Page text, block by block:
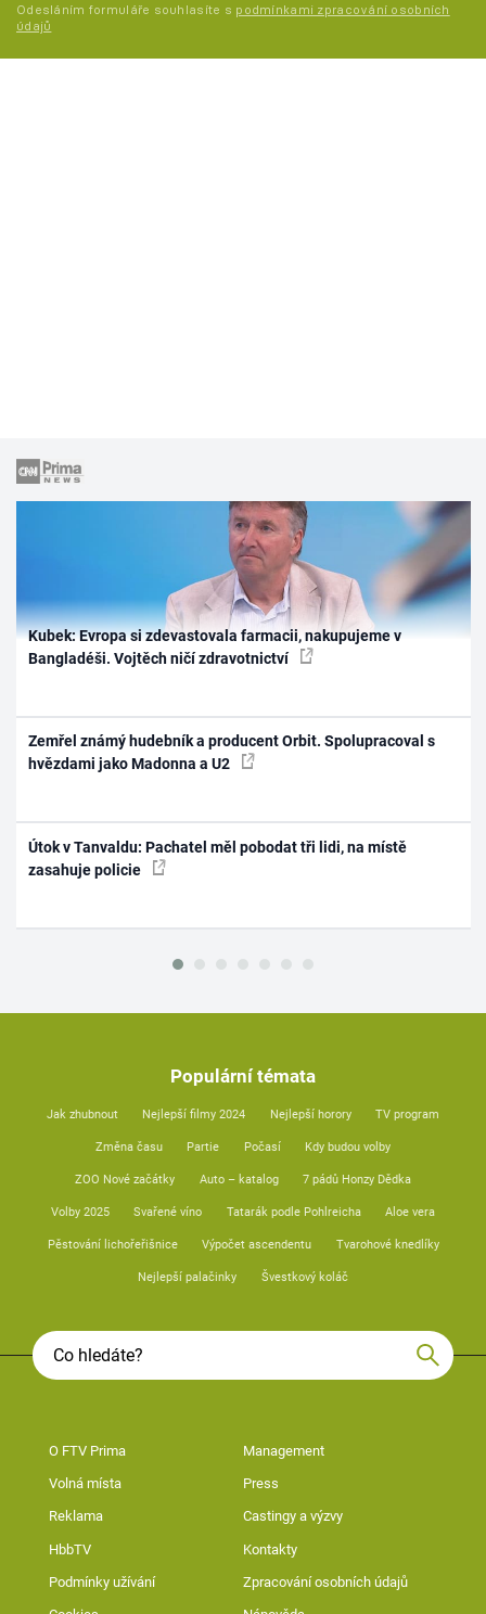
Odesláním formuláře souhlasíte s podmínkami zpracování osobních
údajů
Kubek: Evropa si zdevastovala farmacii, nakupujeme v
Bangladéši. Vojtěch ničí zdravotnictví
Zemřel známý hudebník a producent Orbit. Spolupracoval s
hvězdami jako Madonna a U2
Útok v Tanvaldu: Pachatel měl pobodat tři lidi, na místě
zasahuje policie
Populární témata
Jak zhubnout Nejlepší filmy 2024 Nejlepší horory TV program
Změna času Partie Počasí Kdy budou volby
ZOO Nové začátky Auto – katalog 7 pádů Honzy Dědka
Volby 2025 Svařené víno Tatarák podle Pohlreicha Aloe vera
Pěstování lichořeřišnice Výpočet ascendentu Tvarohové knedlíky
Nejlepší palačinky Švestkový koláč
O FTV Prima Management
Volná místa Press
Reklama Castingy a výzvy
HbbTV Kontakty
Podmínky užívání Zpracování osobních údajů